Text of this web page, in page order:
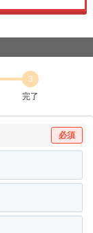
3
完了
必須